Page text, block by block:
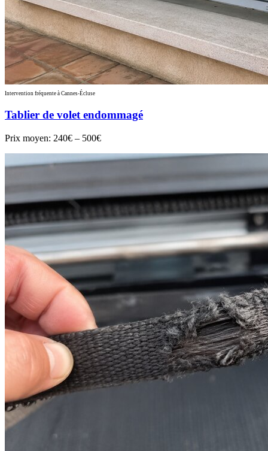
Intervention fréquente à Cannes-Écluse
Tablier de volet endommagé
Prix moyen: 240€ – 500€